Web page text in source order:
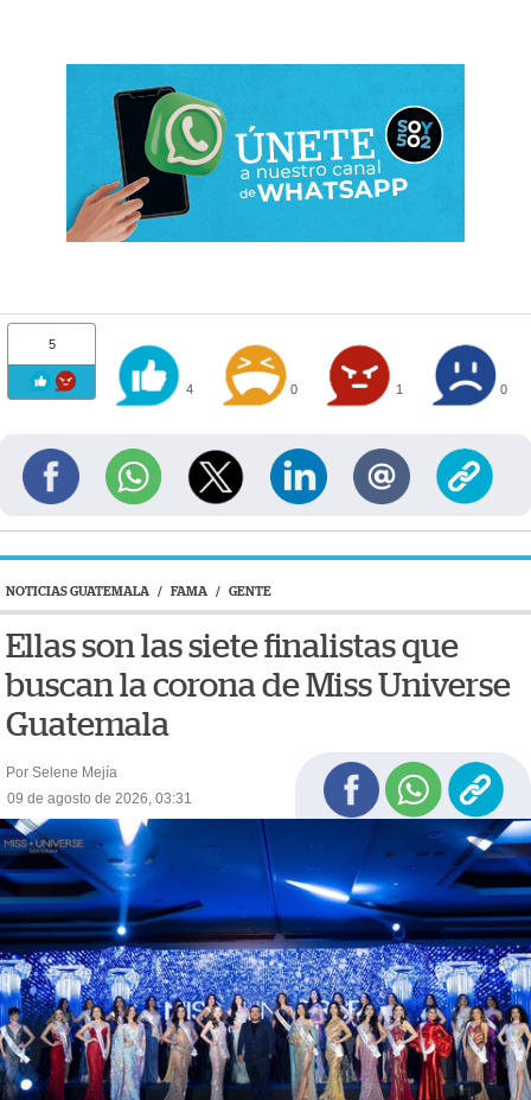
5
4 0 1 0
NOTICIAS GUATEMALA / FAMA / GENTE
Ellas son las siete finalistas que
buscan la corona de Miss Universe
Guatemala
Por Selene Mejía
09 de agosto de 2026, 03:31